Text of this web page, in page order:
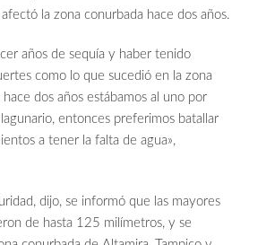
la zona conurbada hace dos años.
años de sequía y haber tenido
como lo que sucedió en la zona
dos años estábamos al uno por
entonces preferimos batallar
a tener la falta de agua»,
dijo, se informó que las mayores
de hasta 125 milímetros, y se